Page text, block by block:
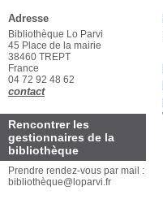
Auteurs
Melbeck[1]
Didier[1]
Adresse
Bibliothèque Lo Parvi
45 Place de la mairie
38460 TREPT
France
04 72 92 48 62
contact
Rencontrer les
gestionnaires de la
bibliothèque
Prendre rendez-vous par mail :
bibliothèque@loparvi.fr